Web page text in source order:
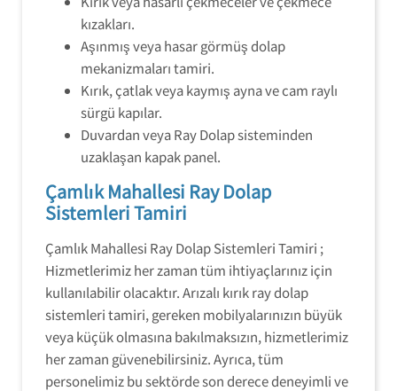
kızakları.
Aşınmış veya hasar görmüş dolap
mekanizmaları tamiri.
Kırık, çatlak veya kaymış ayna ve cam raylı
sürgü kapılar.
Duvardan veya Ray Dolap sisteminden
uzaklaşan kapak panel.
Çamlık Mahallesi Ray Dolap
Sistemleri Tamiri
Çamlık Mahallesi Ray Dolap Sistemleri Tamiri ;
Hizmetlerimiz her zaman tüm ihtiyaçlarınız için
kullanılabilir olacaktır. Arızalı kırık ray dolap
sistemleri tamiri, gereken mobilyalarınızın büyük
veya küçük olmasına bakılmaksızın, hizmetlerimiz
her zaman güvenebilirsiniz. Ayrıca, tüm
personelimiz bu sektörde son derece deneyimli ve